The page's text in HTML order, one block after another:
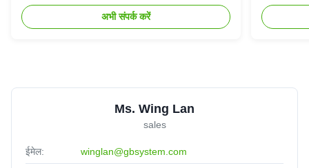
अभी संपर्क करें
Ms. Wing Lan
sales
ईमेल: winglan@gbsystem.com